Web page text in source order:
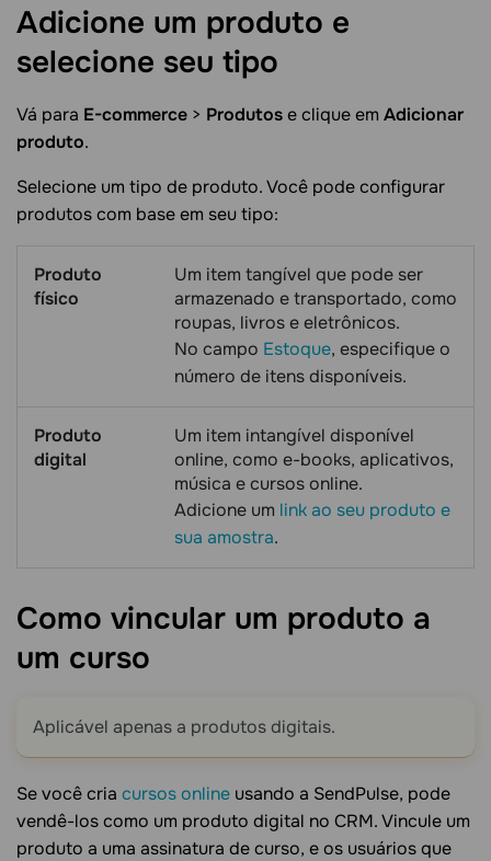
Adicione um produto e
selecione seu tipo
Vá para E-commerce > Produtose clique em Adicionar
produto.
Selecione um tipo de produto. Você pode configurar
produtos com base em seu tipo:
Produto
físico
Um item tangível que pode ser
armazenado e transportado, como
roupas, livros e eletrônicos.
No campo Estoque, especifique o
número de itens disponíveis.
Produto
digital
Um item intangível disponível
online, como e-books, aplicativos,
música e cursos online.
Adicione um link ao seu produto e
sua amostra.
Como vincular um produto a
um curso
Aplicável apenas a produtos digitais.
Se você cria cursos online usando a SendPulse, pode
vendê-los como um produto digital no CRM. Vincule um
produto a uma assinatura de curso, e os usuários que